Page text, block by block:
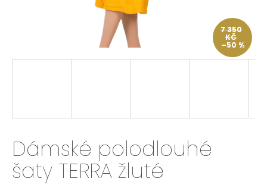
Dámské polodlouhé
šaty TERRA žluté
7 350
KČ
–50 %
t
HLEDAT